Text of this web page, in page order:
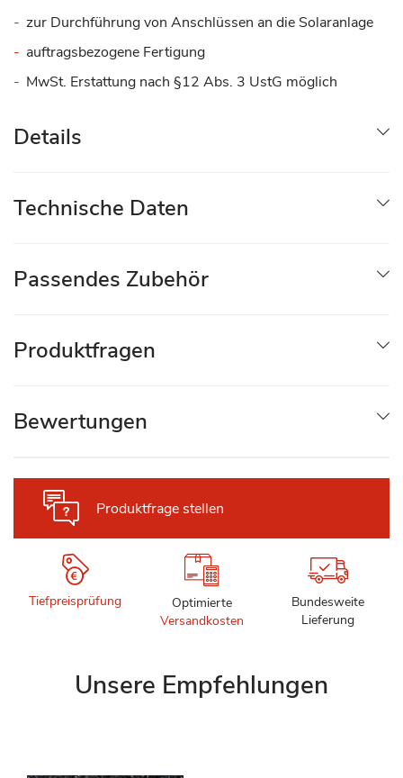
zur Durchführung von Anschlüssen an die Solaranlage
auftragsbezogene Fertigung
MwSt. Erstattung nach §12 Abs. 3 UstG möglich
Produktfrage stellen
Tiefpreisprüfung
Optimierte
Versandkosten
Bundesweite
Lieferung
Details
Technische Daten
Passendes Zubehör
Produktfragen
Bewertungen
Unsere Empfehlungen